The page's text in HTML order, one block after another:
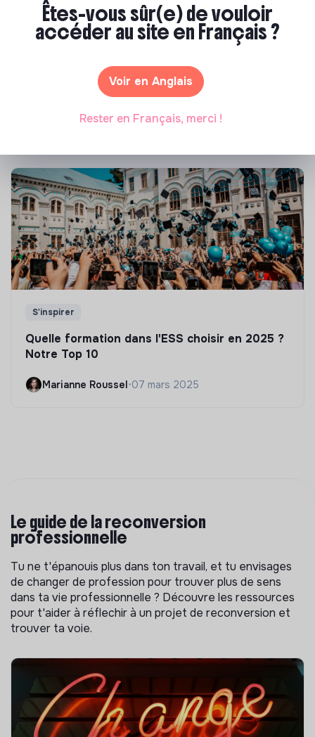
Compétences & formations
Top 8 des formations en rénovation
énergétique des bâtiments
Marianne Roussel• 21 janvier 2025
S'inspirer
Quelle formation dans l'ESS choisir en 2025 ?
Notre Top 10
Marianne Roussel•07 mars 2025
Le guide de la reconversion
professionnelle
Tu ne t'épanouis plus dans ton travail, et tu envisages
de changer de profession pour trouver plus de sens
dans ta vie professionnelle ? Découvre les ressources
pour t'aider à réflechir à un projet de reconversion et
trouver ta voie.
Êtes-vous sûr(e) de vouloir
accéder au site en Français ?
Voir en Anglais
Rester en Français, merci !